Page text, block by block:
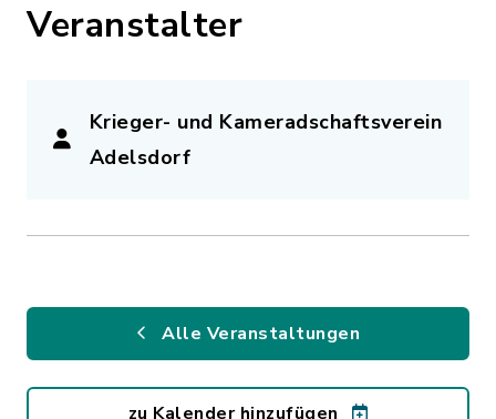
Veranstalter
Krieger- und Kameradschaftsverein
Adelsdorf
Alle Veranstaltungen
zu Kalender hinzufügen